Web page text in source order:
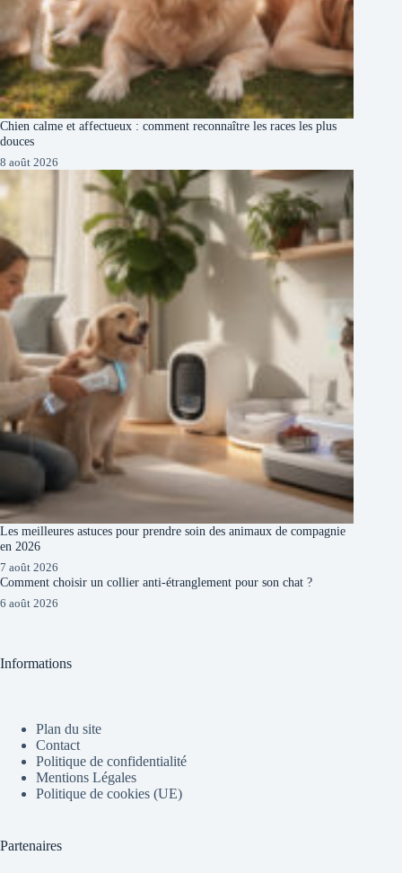
Chien calme et affectueux : comment reconnaître les races les plus
douces
8 août 2026
Les meilleures astuces pour prendre soin des animaux de compagnie
en 2026
7 août 2026
Comment choisir un collier anti-étranglement pour son chat ?
6 août 2026
Informations
Plan du site
Contact
Politique de confidentialité
Mentions Légales
Politique de cookies (UE)
Partenaires